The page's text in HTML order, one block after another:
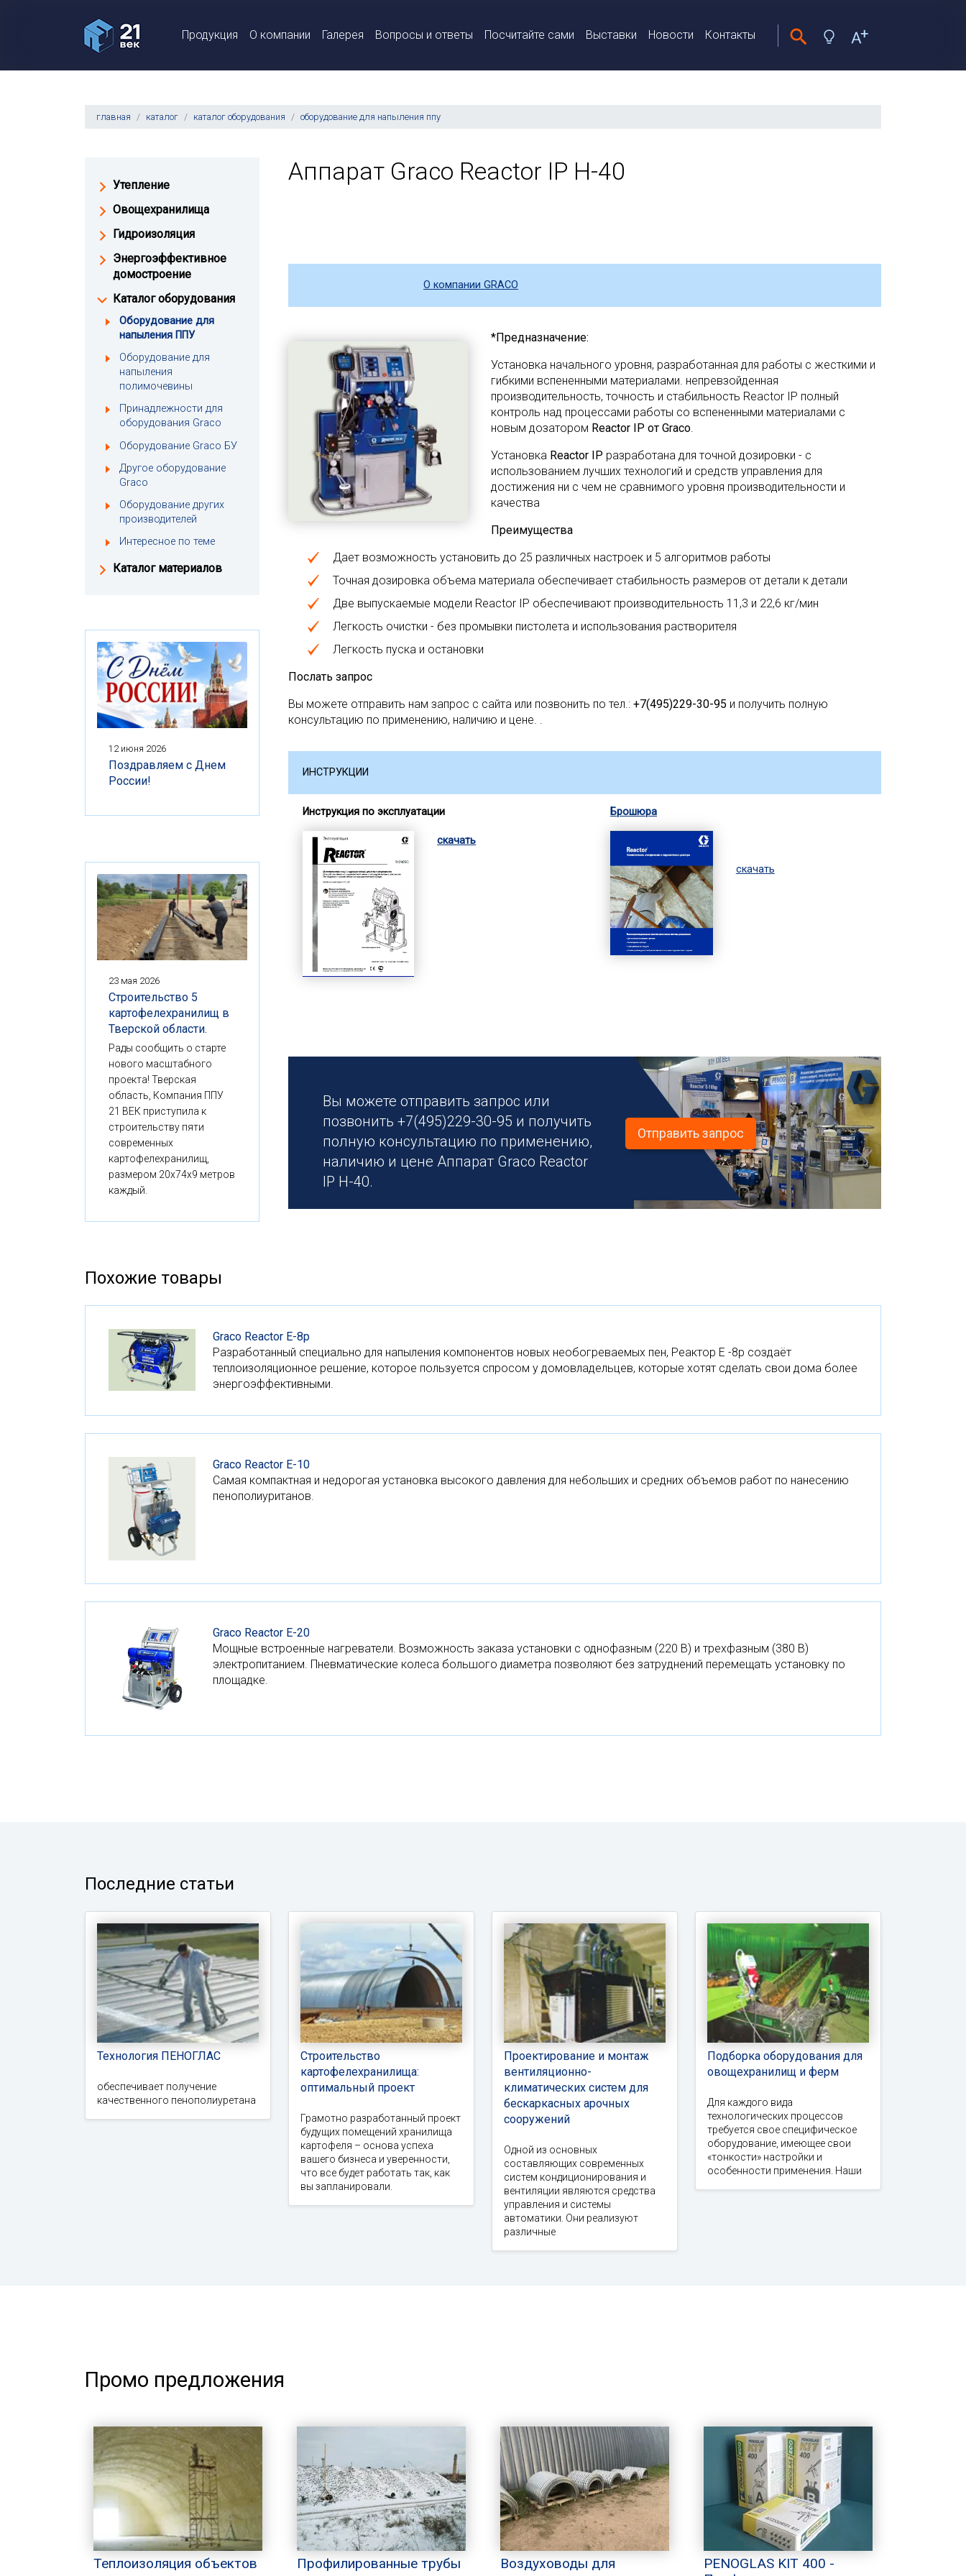
Продукция О компании Галерея Вопросы и ответы Посчитайте сами Выставки Новости Контакты
главная каталог каталог оборудования оборудование для напыления ппу
Аппарат Graco Reactor IP H-40
О компании GRACO
*Предназначение:
Установка начального уровня, разработанная для работы с жесткими и
гибкими вспененными материалами. непревзойденная
производительность, точность и стабильность Reactor IP полный
контроль над процессами работы со вспененными материалами с
новым дозатором Reactor IP от Graco.
Установка Reactor IP разработана для точной дозировки - с
использованием лучших технологий и средств управления для
достижения ни с чем не сравнимого уровня производительности и
качества
Преимущества
Дает возможность установить до 25 различных настроек и 5 алгоритмов работы
Точная дозировка объема материала обеспечивает стабильность размеров от детали к детали
Две выпускаемые модели Reactor IP обеспечивают производительность 11,3 и 22,6 кг/мин
Легкость очистки - без промывки пистолета и использования растворителя
Легкость пуска и остановки
Послать запрос
Вы можете отправить нам запрос с сайта или позвонить по тел.: +7(495)229-30-95 и получить полную
консультацию по применению, наличию и цене. .
ИНСТРУКЦИИ
Инструкция по эксплуатации
скачать
Брошюра
скачать
Вы можете отправить запрос или
позвонить +7(495)229-30-95 и получить
полную консультацию по применению,
наличию и цене Аппарат Graco Reactor
IP H-40.
Отправить запрос
Утепление
Овощехранилища
Гидроизоляция
Энергоэффективное
домостроение
Каталог оборудования
Оборудование для
напыления ППУ
Оборудование для
напыления
полимочевины
Принадлежности для
оборудования Graco
Оборудование Graco БУ
Другое оборудование
Graco
Оборудование других
производителей
Интересное по теме
Каталог материалов
12 июня 2026
Поздравляем с Днем
России!
23 мая 2026
Строительство 5
картофелехранилищ в
Тверской области.
Рады сообщить о старте
нового масштабного
проекта! Тверская
область, Компания ППУ
21 ВЕК приступила к
строительству пяти
современных
картофелехранилищ,
размером 20x74x9 метров
каждый.
Похожие товары
Graco Reactor E-8p
Разработанный специально для напыления компонентов новых необогреваемых пен, Реактор E -8р создаёт
теплоизоляционное решение, которое пользуется спросом у домовладельцев, которые хотят сделать свои дома более
энергоэффективными.
Graco Reactor E-10
Самая компактная и недорогая установка высокого давления для небольших и средних объемов работ по нанесению
пенополиуританов.
Graco Reactor E-20
Мощные встроенные нагреватели. Возможность заказа установки с однофазным (220 В) и трехфазным (380 В)
электропитанием. Пневматические колеса большого диаметра позволяют без затруднений перемещать установку по
площадке.
Последние статьи
Технология ПЕНОГЛАС
обеспечивает получение
качественного пенополиуретана
Строительство
картофелехранилища:
оптимальный проект
Грамотно разработанный проект
будущих помещений хранилища
картофеля – основа успеха
вашего бизнеса и уверенности,
что все будет работать так, как
вы запланировали.
Проектирование и монтаж
вентиляционно-
климатических систем для
бескаркасных арочных
сооружений
Одной из основных
составляющих современных
систем кондиционирования и
вентиляции являются средства
управления и системы
автоматики. Они реализуют
различные
Подборка оборудования для
овощехранилищ и ферм
Для каждого вида
технологических процессов
требуется свое специфическое
оборудование, имеющее свои
«тонкости» настройки и
особенности применения. Наши
Промо предложения
Теплоизоляция объектов
Профилированные трубы
Воздуховоды для
PENOGLAS KIT 400 -